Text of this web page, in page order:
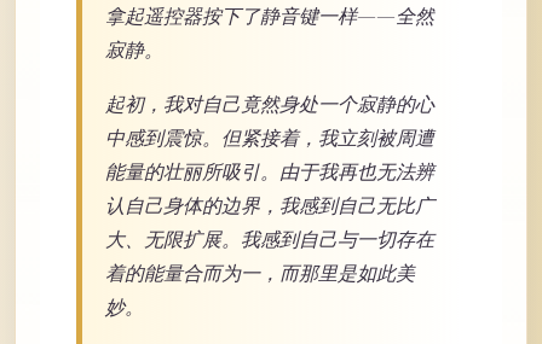
拿起遥控器按下了静音键一样——全然
寂静。
起初，我对自己竟然身处一个寂静的心
中感到震惊。但紧接着，我立刻被周遭
能量的壮丽所吸引。由于我再也无法辨
认自己身体的边界，我感到自己无比广
大、无限扩展。我感到自己与一切存在
着的能量合而为一，而那里是如此美
妙。